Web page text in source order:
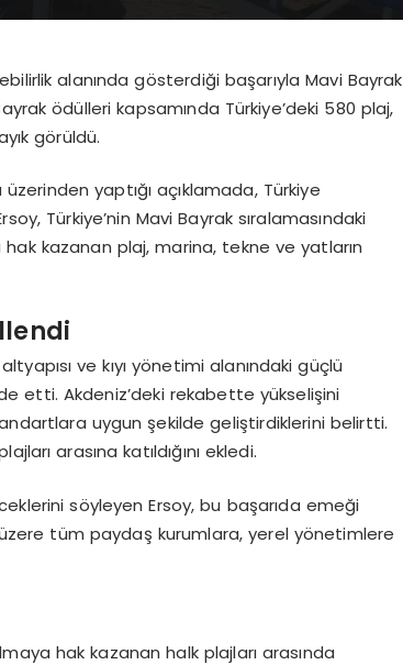
alanında gösterdiği başarıyla Mavi Bayrak
ödülleri kapsamında Türkiye’deki 580 plaj,
görüldü.
yaptığı açıklamada, Türkiye
Türkiye’nin Mavi Bayrak sıralamasındaki
kazanan plaj, marina, tekne ve yatların
ve kıyı yönetimi alanındaki güçlü
etti. Akdeniz’deki rekabette yükselişini
uygun şekilde geliştirdiklerini belirtti.
arasına katıldığını ekledi.
söyleyen Ersoy, bu başarıda emeği
tüm paydaş kurumlara, yerel yönetimlere
hak kazanan halk plajları arasında